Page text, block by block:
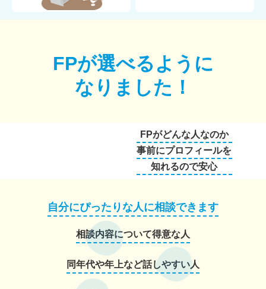
FPが選べるように
なりました！
FPがどんな人なのか
事前にプロフィールを
知れるので安心
自分にぴったりな人に相談できます
相談内容について得意な人
同年代や年上など話しやすい人